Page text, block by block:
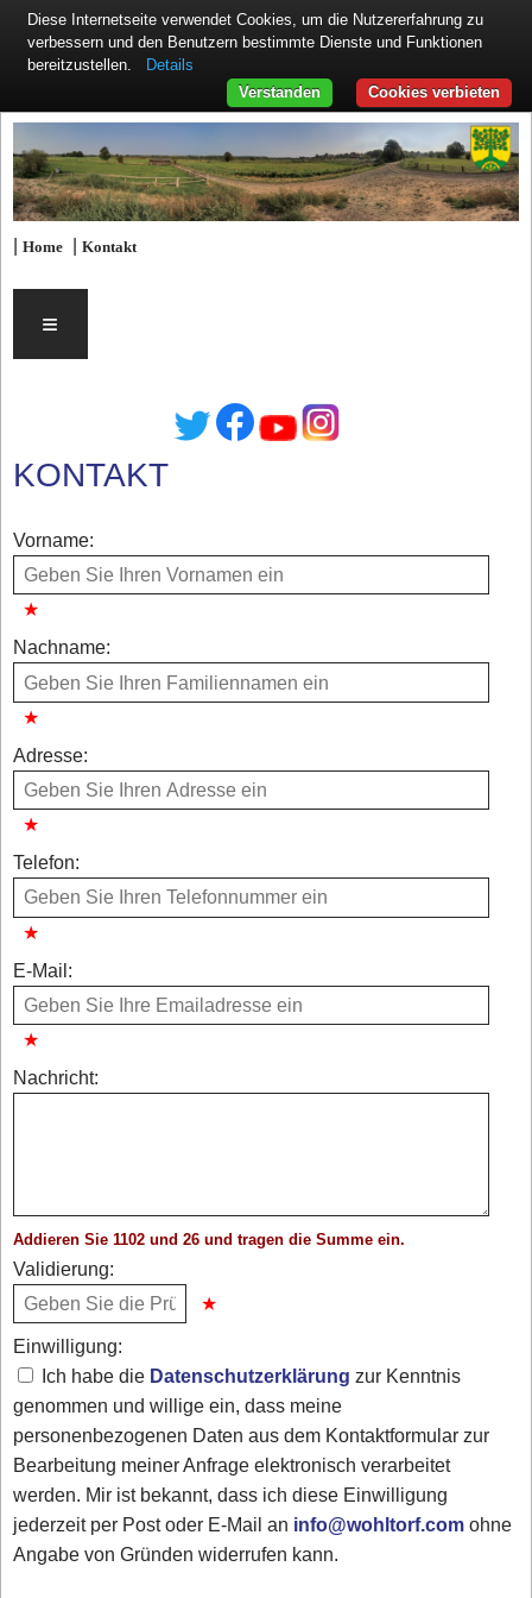
|Home |Kontakt
≡
KONTAKT
Vorname:
Nachname:
Adresse:
Telefon:
E-Mail:
Nachricht:
Addieren Sie 1102 und 26 und tragen die Summe ein.
Validierung:
Einwilligung:
Ich habe die Datenschutzerklärung zur Kenntnis
genommen und willige ein, dass meine
personenbezogenen Daten aus dem Kontaktformular zur
Bearbeitung meiner Anfrage elektronisch verarbeitet
werden. Mir ist bekannt, dass ich diese Einwilligung
jederzeit per Post oder E-Mail an info@wohltorf.comohne
Angabe von Gründen widerrufen kann.
Diese Internetseite verwendet Cookies, um die Nutzererfahrung zu
verbessern und den Benutzern bestimmte Dienste und Funktionen
bereitzustellen.
Details
Cookies verbieten
Verstanden